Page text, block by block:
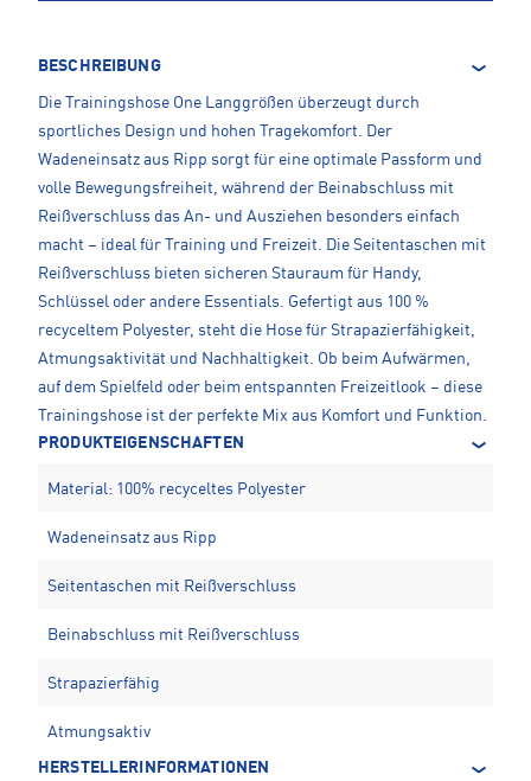
BESCHREIBUNG
Die Trainingshose One Langgrößen überzeugt durch
sportliches Design und hohen Tragekomfort. Der
Wadeneinsatz aus Ripp sorgt für eine optimale Passform und
volle Bewegungsfreiheit, während der Beinabschluss mit
Reißverschluss das An- und Ausziehen besonders einfach
macht – ideal für Training und Freizeit. Die Seitentaschen mit
Reißverschluss bieten sicheren Stauraum für Handy,
Schlüssel oder andere Essentials. Gefertigt aus 100 %
recyceltem Polyester, steht die Hose für Strapazierfähigkeit,
Atmungsaktivität und Nachhaltigkeit. Ob beim Aufwärmen,
auf dem Spielfeld oder beim entspannten Freizeitlook – diese
Trainingshose ist der perfekte Mix aus Komfort und Funktion.
PRODUKTEIGENSCHAFTEN
Material: 100% recyceltes Polyester
Wadeneinsatz aus Ripp
Seitentaschen mit Reißverschluss
Beinabschluss mit Reißverschluss
Strapazierfähig
Atmungsaktiv
HERSTELLERINFORMATIONEN